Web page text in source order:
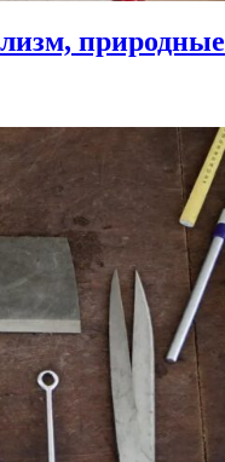
природные